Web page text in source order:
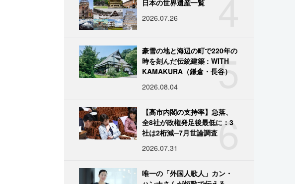
日本の世界遺産一覧
2026.07.26
5
豪雪の地と海辺の町で220年の
時を刻んだ伝統建築 : WITH
KAMAKURA（鎌倉・長谷）
2026.08.04
6
【高市内閣の支持率】急落、
全8社が政権発足後最低に：3
社は2桁減─7月世論調査
2026.07.31
唯一の「外国人歌人」カン・